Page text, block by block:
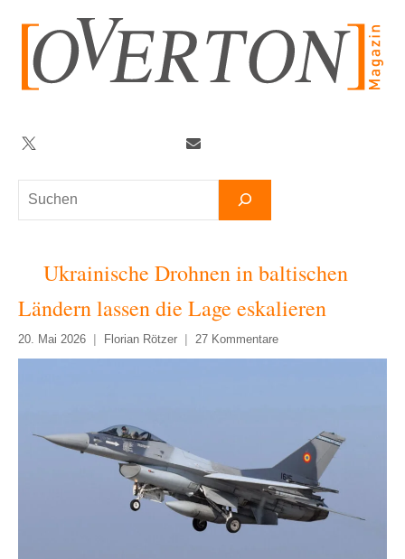
springen
Suchen
Twitter
Ukrainische Drohnen in baltischen
Ländern lassen die Lage eskalieren
20. Mai 2026 Florian Rötzer 27 Kommentare